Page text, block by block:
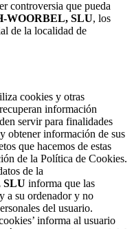
controversia que pueda
WOORBEL, SLU, los
de la localidad de
cookies y otras
información
servir para finalidades
obtener información de sus
que hacemos de estas
de la Política de Cookies.
de la
SLU informa que las
a su ordenador y no
del usuario.
informa al usuario